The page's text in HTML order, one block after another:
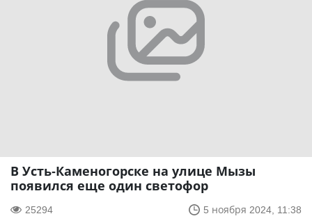
В Усть-Каменогорске на улице Мызы
появился еще один светофор
25294 5 ноября 2024, 11:38